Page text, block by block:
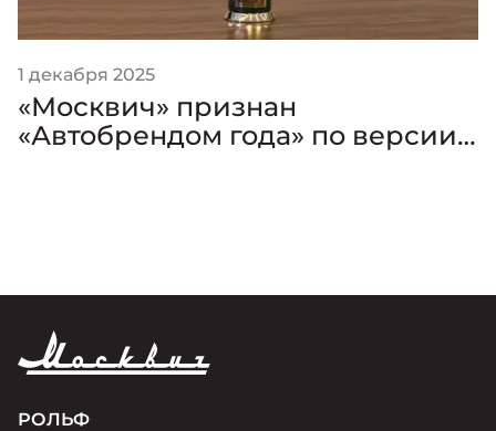
1 декабря 2025
«Москвич» признан
«Автобрендом года» по версии
РОЛЬФ